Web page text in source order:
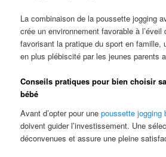
La combinaison de la poussette jogging
crée un environnement favorable à l’éveil
favorisant la pratique du sport en famille,
en plus plébiscité par les jeunes parents
Conseils pratiques pour bien choisir
bébé
Avant d’opter pour unepoussette jogging
doivent guider l’investissement. Une
déconvenues et assure une pleine